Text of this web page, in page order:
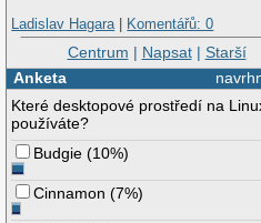
Ladislav Hagara | Komentářů: 0
Centrum | Napsat| Starší
Anketa
Které desktopové prostředí na
používáte?
Budgie (10%)
Cinnamon (7%)